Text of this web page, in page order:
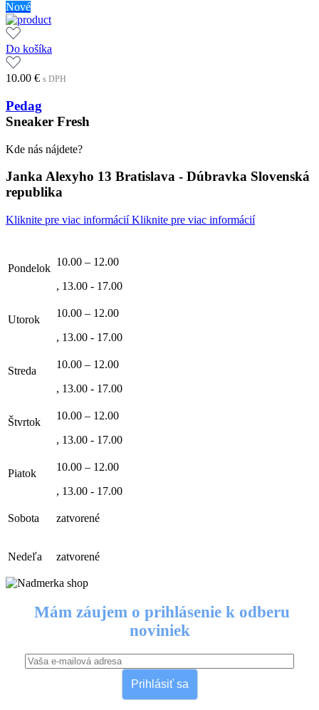
Nové
Do košíka
10.00 € s DPH
Pedag
Sneaker Fresh
Kde nás nájdete?
Janka Alexyho 13 Bratislava - Dúbravka Slovenská
republika
Kliknite pre viac informáciíKliknite pre viac informácií
Pondelok
10.00 – 12.00
, 13.00 - 17.00
Utorok
10.00 – 12.00
, 13.00 - 17.00
Streda
10.00 – 12.00
, 13.00 - 17.00
Štvrtok
10.00 – 12.00
, 13.00 - 17.00
Piatok
10.00 – 12.00
, 13.00 - 17.00
Sobota zatvorené
Nedeľa zatvorené
Mám záujem o prihlásenie k odberu
noviniek
Prihlásiť sa